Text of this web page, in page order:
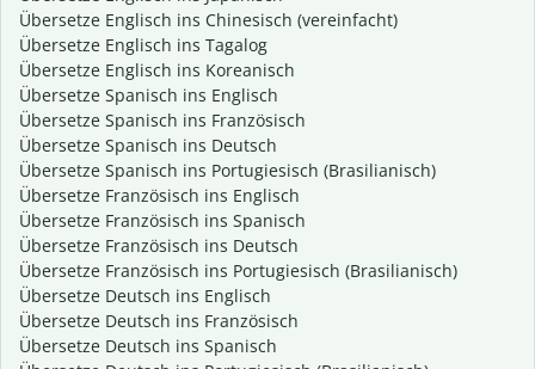
Übersetze Englisch ins Chinesisch (vereinfacht)
Übersetze Englisch ins Tagalog
Übersetze Englisch ins Koreanisch
Übersetze Spanisch ins Englisch
Übersetze Spanisch ins Französisch
Übersetze Spanisch ins Deutsch
Übersetze Spanisch ins Portugiesisch (Brasilianisch)
Übersetze Französisch ins Englisch
Übersetze Französisch ins Spanisch
Übersetze Französisch ins Deutsch
Übersetze Französisch ins Portugiesisch (Brasilianisch)
Übersetze Deutsch ins Englisch
Übersetze Deutsch ins Französisch
Übersetze Deutsch ins Spanisch